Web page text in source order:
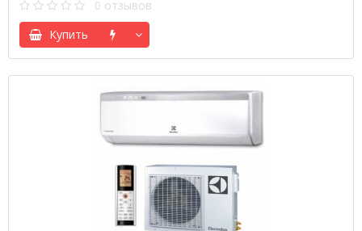
0 отзывов
Купить